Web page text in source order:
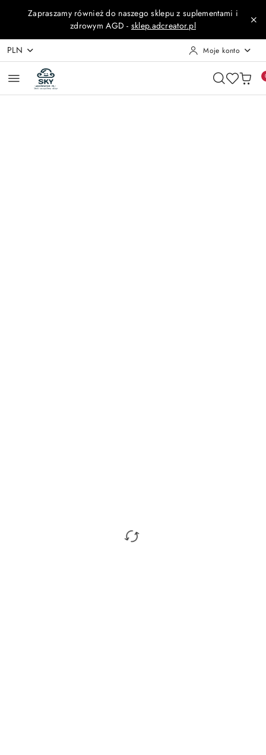
Przejdź do treści głównej
Przejdź do wyszukiwarki
Przejdź do moje konto
Przejdź do menu głównego
Przejdź do opisu produktu
Przejdź do stopki
Zapraszamy również do naszego sklepu z suplementami i
zdrowym AGD - sklep.adcreator.pl
PLN Moje konto